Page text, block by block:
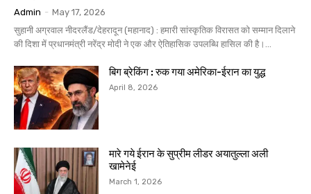
Admin - May 17, 2026
सुहानी अग्रवाल नीदरलैंड/देहरादून (महानाद) : हमारी सांस्कृतिक विरासत को सम्मान दिलाने
की दिशा में प्रधानमंत्री नरेंद्र मोदी ने एक और ऐतिहासिक उपलब्धि हासिल की है।...
बिग ब्रेकिंग : रुक गया अमेरिका-ईरान का युद्ध
April 8, 2026
मारे गये ईरान के सुप्रीम लीडर अयातुल्ला अली
खामेनेई
March 1, 2026